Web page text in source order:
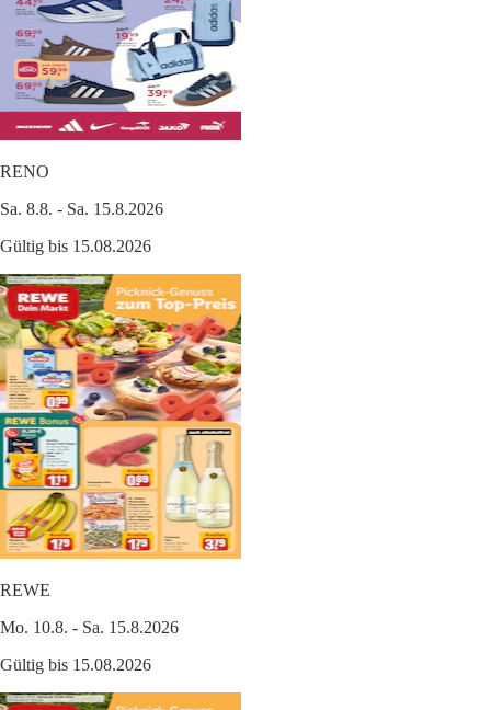
RENO
Sa. 8.8. - Sa. 15.8.2026
Gültig bis 15.08.2026
REWE
Mo. 10.8. - Sa. 15.8.2026
Gültig bis 15.08.2026